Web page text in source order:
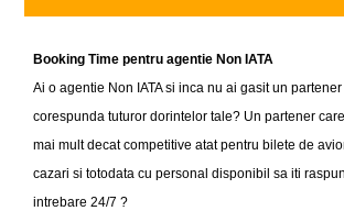
Booking Time pentru agentie Non IATA
Ai o agentie Non IATA si inca nu ai gasit un
corespunda tuturor dorintelor tale? Un partener
mai mult decat competitive atat pentru bilete de
cazari si totodata cu personal disponibil sa iti
intrebare 24/7 ?